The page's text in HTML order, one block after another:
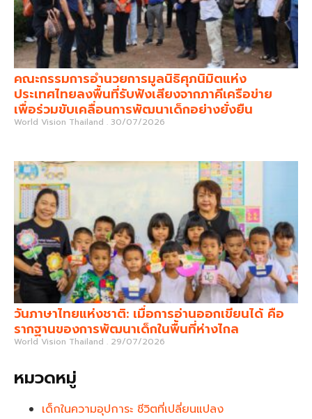
คณะกรรมการอำนวยการมูลนิธิศุภนิมิตแห่ง
ประเทศไทยลงพื้นที่รับฟังเสียงจากภาคีเครือข่าย
เพื่อร่วมขับเคลื่อนการพัฒนาเด็กอย่างยั่งยืน
World Vision Thailand 30/07/2026
วันภาษาไทยแห่งชาติ: เมื่อการอ่านออกเขียนได้ คือ
รากฐานของการพัฒนาเด็กในพื้นที่ห่างไกล
World Vision Thailand 29/07/2026
หมวดหมู่
เด็กในความอุปการะ ชีวิตที่เปลี่ยนแปลง